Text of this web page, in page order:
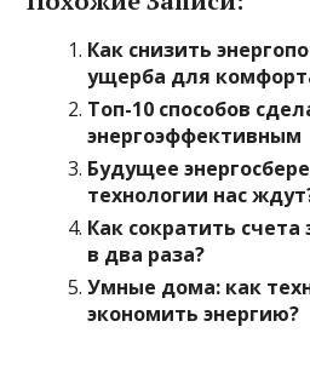
Как снизить
ущерба для
Топ-10 способов
энергоэффективным
Будущее
технологии нас
Как сократить счета
в два раза?
Умные дома: как
экономить энергию?